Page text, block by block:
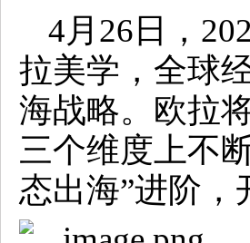
4月26日，
拉美学，全球
海战略。欧拉
三个维度上不
态出海”进阶，